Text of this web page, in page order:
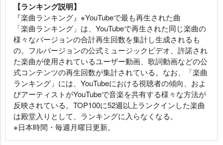
【ランキング説明】
『楽曲ランキング』※YouTubeで最も再生された曲
「楽曲ランキング」は、YouTubeで再生された同じ楽曲の
様々なバージョンの合計再生回数を集計し生成されるも
の。フルバージョンの公式ミュージックビデオ、許諾され
た楽曲が使用されているユーザー動画、歌詞動画などの公
式コンテンツの再生回数が集計されている。なお、「楽曲
ランキング」には、YouTubeにおける視聴者の傾向、およ
びアーティストがYouTubeで音楽を共有する様々な方法が
反映されている。TOP100に52週以上ランクインした楽曲
は殿堂入りとして、ランキングに入らなくなる。
※日本時間・毎週月曜日更新。